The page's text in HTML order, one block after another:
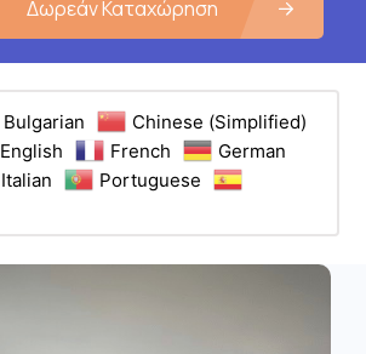
Δωρεάν Καταχώρηση
Bulgarian
Chinese (Simplified)
English French
German
Italian
Portuguese